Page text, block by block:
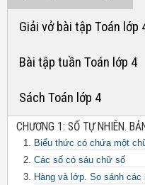
Giải vở bài tập Toán lớp
Bài tập tuần Toán lớp 4
Sách Toán lớp 4
CHƯƠNG 1: SỐ TỰ NHIÊN.
Biểu thức có chứa một
Các số có sáu chữ số
Hàng và lớp. So sánh